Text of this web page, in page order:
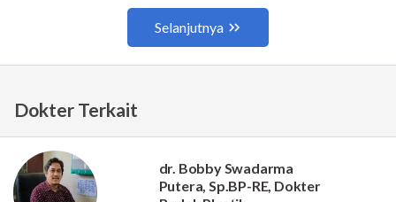
Dokter Terkait